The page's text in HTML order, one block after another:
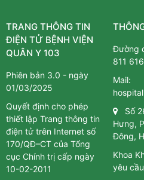
TRANG THÔNG TIN
ĐIỆN TỬ BỆNH VIỆN
QUÂN Y 103
Phiên bản 3.0 - ngày
01/03/2025
Quyết định cho phép
thiết lập Trang thông tin
điện tử trên Internet số
170/QĐ–CT của Tổng
cục Chính trị cấp ngày
10-02-2011
Đường
811 616
Mail:
Số
Hưng,
Đông,
Khoa
yêu